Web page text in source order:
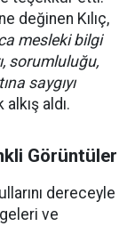
değinen Kılıç,
mesleki bilgi
sorumluluğu,
saygıyı
aldı.
Görüntüler
dereceyle
ve